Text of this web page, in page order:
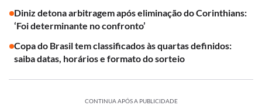
Diniz detona arbitragem após eliminação do Corinthians:
‘Foi determinante no confronto’
Copa do Brasil tem classificados às quartas definidos:
saiba datas, horários e formato do sorteio
CONTINUA APÓS A PUBLICIDADE